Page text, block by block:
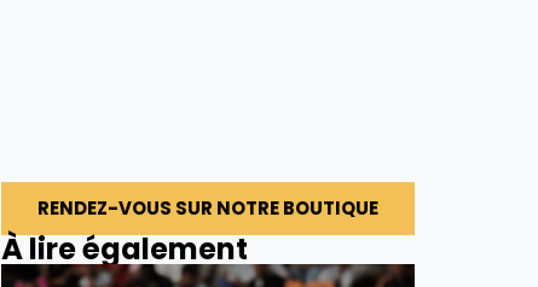
RENDEZ-VOUS SUR NOTRE BOUTIQUE
À lire également